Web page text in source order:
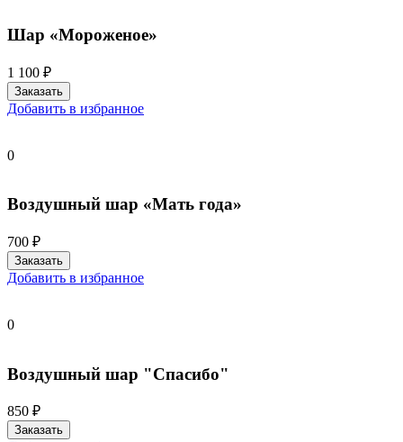
Шар «Мороженое»
1 100 ₽
Добавить в избранное
0
Воздушный шар «Мать года»
700 ₽
Добавить в избранное
0
Воздушный шар "Спасибо"
850 ₽